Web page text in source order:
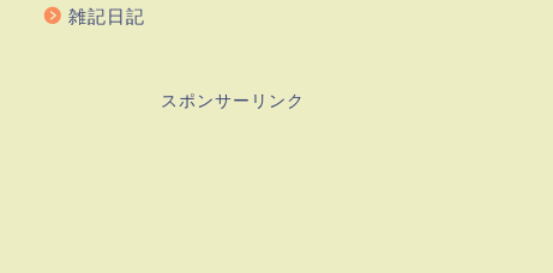
雑記日記
スポンサーリンク